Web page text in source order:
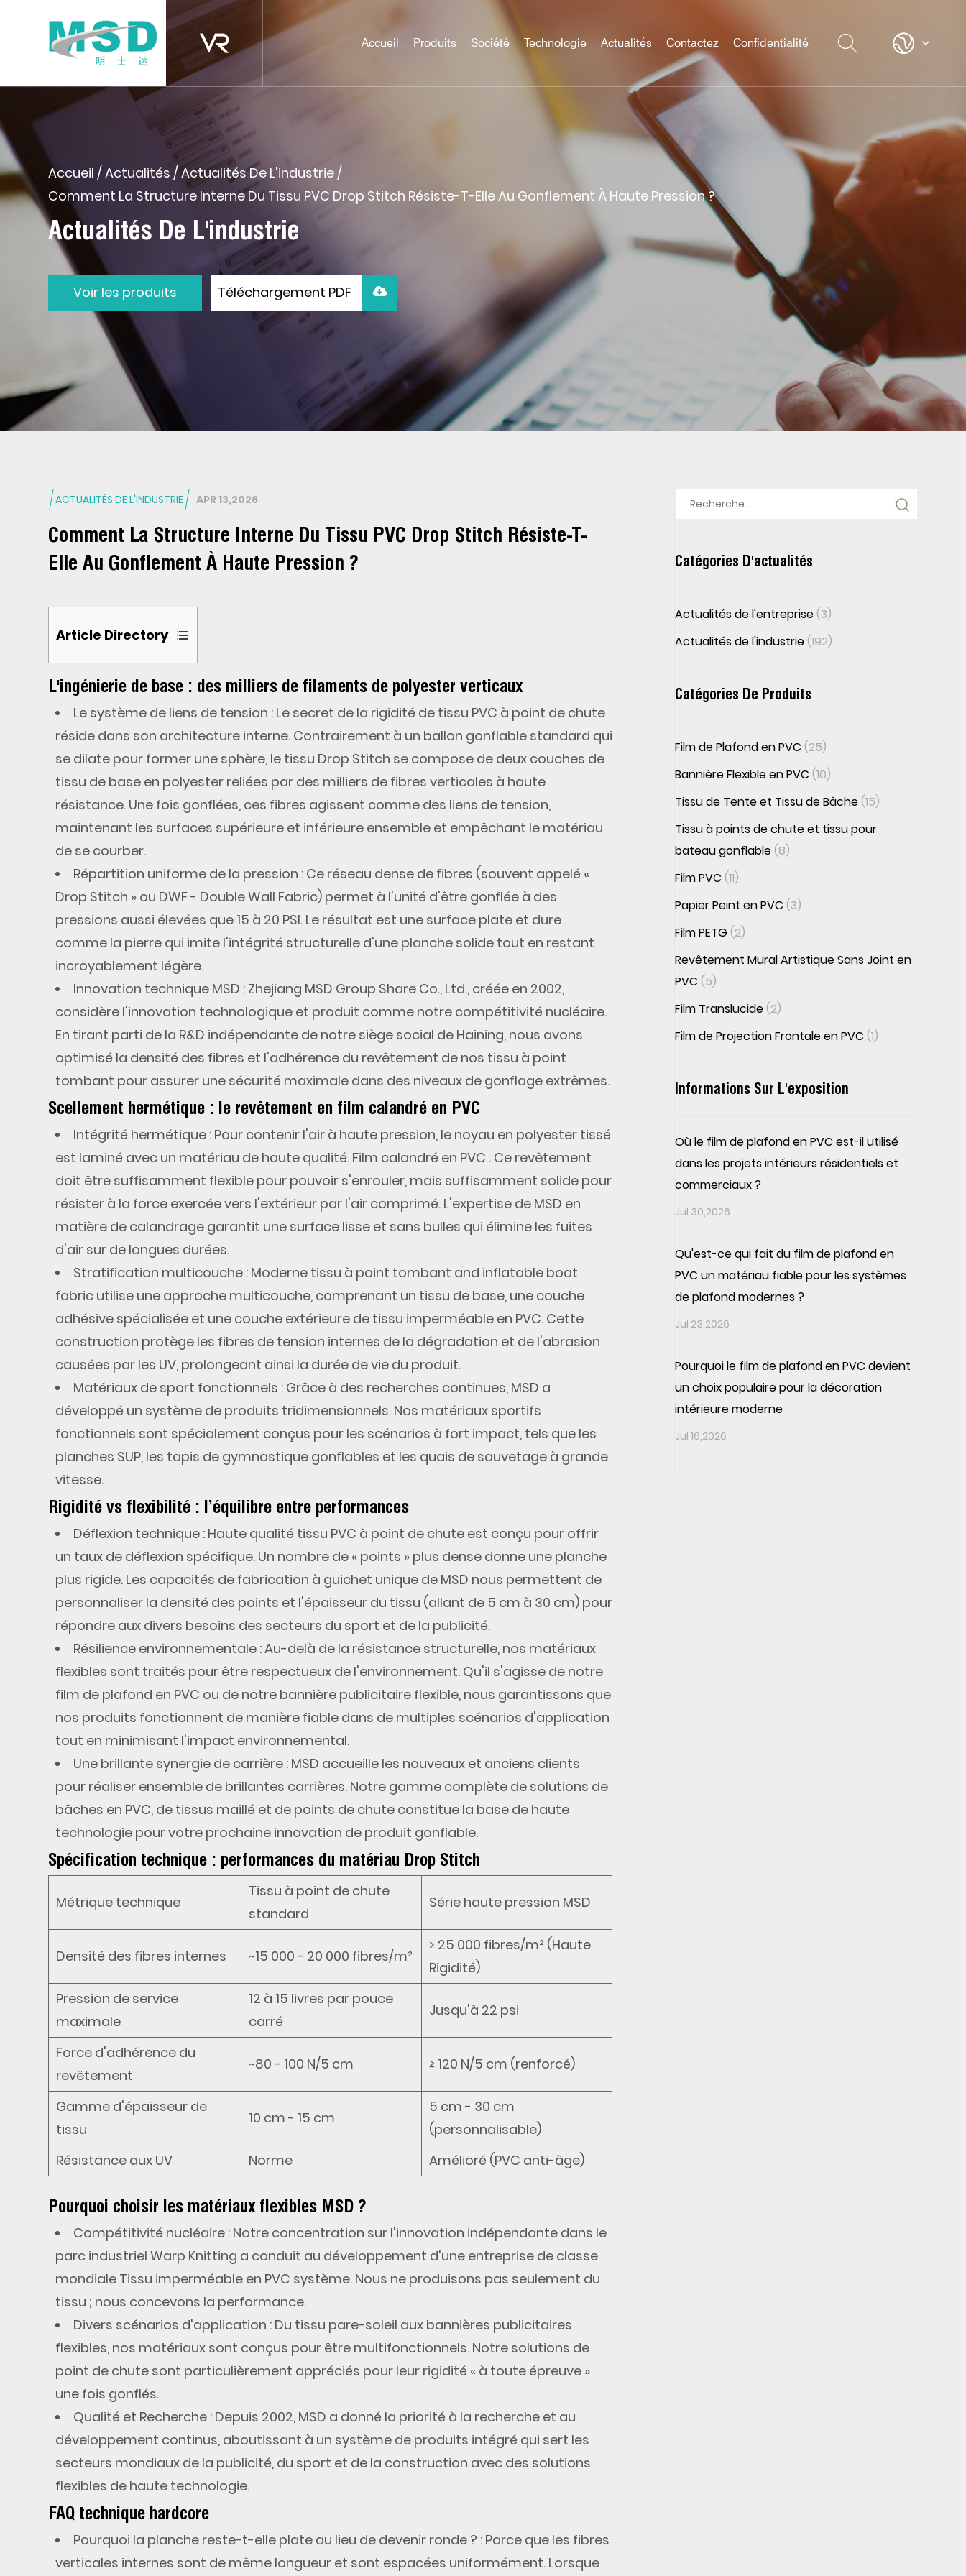
Accueil Produits Société Technologie Actualités Contactez Confidentialité
Accueil /Actualités /Actualités De L'industrie/
Comment La Structure Interne Du Tissu PVC Drop Stitch Résiste-T-Elle Au Gonflement À Haute Pression ?
Actualités De L'industrie
Voir les produits Téléchargement PDF
Catégories D'actualités
Actualités de l'entreprise (3)
Actualités de l'industrie (192)
Catégories De Produits
Film de Plafond en PVC (25)
Bannière Flexible en PVC (10)
Tissu de Tente et Tissu de Bâche (15)
Tissu à points de chute et tissu pour
bateau gonflable (8)
Film PVC (11)
Papier Peint en PVC (3)
Film PETG (2)
Revêtement Mural Artistique Sans Joint en
PVC (5)
Film Translucide (2)
Film de Projection Frontale en PVC (1)
Informations Sur L'exposition
Où le film de plafond en PVC est-il utilisé
dans les projets intérieurs résidentiels et
commerciaux ?
Jul 30,2026
Qu'est-ce qui fait du film de plafond en
PVC un matériau fiable pour les systèmes
de plafond modernes ?
Jul 23,2026
Pourquoi le film de plafond en PVC devient
un choix populaire pour la décoration
intérieure moderne
Jul 16,2026
ACTUALITÉS DE L'INDUSTRIE APR 13,2026
Comment La Structure Interne Du Tissu PVC Drop Stitch Résiste-T-
Elle Au Gonflement À Haute Pression ?
Article Directory
1
L'ingénierie
de
base :
des
milliers
de
filaments
polyester
verticaux
2
Scellement
hermétique :
le
revêtement
en
film
calandré
Rigidité
flexibilité :
l’équilibre
entre
performances
4
Spécification
technique :
performances
du
matériau
Drop
Stitch
5
Pourquoi
choisir
les
matériaux
flexibles
MSD
?
6
FAQ
technique
hardcore
techniques
L'ingénierie de base : des milliers de filaments de polyester verticaux
Le système de liens de tension : Le secret de la rigidité de tissu PVC à point de chute
réside dans son architecture interne. Contrairement à un ballon gonflable standard qui
se dilate pour former une sphère, le tissu Drop Stitch se compose de deux couches de
tissu de base en polyester reliées par des milliers de fibres verticales à haute
résistance. Une fois gonflées, ces fibres agissent comme des liens de tension,
maintenant les surfaces supérieure et inférieure ensemble et empêchant le matériau
de se courber.
Répartition uniforme de la pression : Ce réseau dense de fibres (souvent appelé «
Drop Stitch » ou DWF - Double Wall Fabric) permet à l'unité d'être gonflée à des
pressions aussi élevées que 15 à 20 PSI. Le résultat est une surface plate et dure
comme la pierre qui imite l'intégrité structurelle d'une planche solide tout en restant
incroyablement légère.
Innovation technique MSD : Zhejiang MSD Group Share Co., Ltd., créée en 2002,
considère l'innovation technologique et produit comme notre compétitivité nucléaire.
En tirant parti de la R&D indépendante de notre siège social de Haining, nous avons
optimisé la densité des fibres et l'adhérence du revêtement de nos tissu à point
tombant pour assurer une sécurité maximale dans des niveaux de gonflage extrêmes.
Scellement hermétique : le revêtement en film calandré en PVC
Intégrité hermétique : Pour contenir l'air à haute pression, le noyau en polyester tissé
est laminé avec un matériau de haute qualité. Film calandré en PVC . Ce revêtement
doit être suffisamment flexible pour pouvoir s'enrouler, mais suffisamment solide pour
résister à la force exercée vers l'extérieur par l'air comprimé. L'expertise de MSD en
matière de calandrage garantit une surface lisse et sans bulles qui élimine les fuites
d'air sur de longues durées.
Stratification multicouche : Moderne tissu à point tombant and inflatable boat
fabric utilise une approche multicouche, comprenant un tissu de base, une couche
adhésive spécialisée et une couche extérieure de tissu imperméable en PVC. Cette
construction protège les fibres de tension internes de la dégradation et de l'abrasion
causées par les UV, prolongeant ainsi la durée de vie du produit.
Matériaux de sport fonctionnels : Grâce à des recherches continues, MSD a
développé un système de produits tridimensionnels. Nos matériaux sportifs
fonctionnels sont spécialement conçus pour les scénarios à fort impact, tels que les
planches SUP, les tapis de gymnastique gonflables et les quais de sauvetage à grande
vitesse.
Rigidité vs flexibilité : l’équilibre entre performances
Déflexion technique : Haute qualité tissu PVC à point de chute est conçu pour offrir
un taux de déflexion spécifique. Un nombre de « points » plus dense donne une planche
plus rigide. Les capacités de fabrication à guichet unique de MSD nous permettent de
personnaliser la densité des points et l'épaisseur du tissu (allant de 5 cm à 30 cm) pour
répondre aux divers besoins des secteurs du sport et de la publicité.
Résilience environnementale : Au-delà de la résistance structurelle, nos matériaux
flexibles sont traités pour être respectueux de l'environnement. Qu'il s'agisse de notre
film de plafond en PVC ou de notre bannière publicitaire flexible, nous garantissons que
nos produits fonctionnent de manière fiable dans de multiples scénarios d'application
tout en minimisant l'impact environnemental.
Une brillante synergie de carrière : MSD accueille les nouveaux et anciens clients
pour réaliser ensemble de brillantes carrières. Notre gamme complète de solutions de
bâches en PVC, de tissus maillé et de points de chute constitue la base de haute
technologie pour votre prochaine innovation de produit gonflable.
Spécification technique : performances du matériau Drop Stitch
Métrique technique
Tissu à point de chute
standard
Série haute pression MSD
Densité des fibres internes ~15 000 - 20 000 fibres/m²
> 25 000 fibres/m² (Haute
Rigidité)
Pression de service
maximale
12 à 15 livres par pouce
carré
Jusqu'à 22 psi
Force d'adhérence du
revêtement
~80 - 100 N/5 cm ≥ 120 N/5 cm (renforcé)
Gamme d'épaisseur de
tissu
10 cm - 15 cm
5 cm - 30 cm
(personnalisable)
Résistance aux UV
Norme Amélioré (PVC anti-âge)
Pourquoi choisir les matériaux flexibles MSD ?
Compétitivité nucléaire : Notre concentration sur l'innovation indépendante dans le
parc industriel Warp Knitting a conduit au développement d'une entreprise de classe
mondiale Tissu imperméable en PVC système. Nous ne produisons pas seulement du
tissu ; nous concevons la performance.
Divers scénarios d'application : Du tissu pare-soleil aux bannières publicitaires
flexibles, nos matériaux sont conçus pour être multifonctionnels. Notre solutions de
point de chute sont particulièrement appréciés pour leur rigidité « à toute épreuve »
une fois gonflés.
Qualité et Recherche : Depuis 2002, MSD a donné la priorité à la recherche et au
développement continus, aboutissant à un système de produits intégré qui sert les
secteurs mondiaux de la publicité, du sport et de la construction avec des solutions
flexibles de haute technologie.
FAQ technique hardcore
Pourquoi la planche reste-t-elle plate au lieu de devenir ronde ? : Parce que les fibres
verticales internes sont de même longueur et sont espacées uniformément. Lorsque